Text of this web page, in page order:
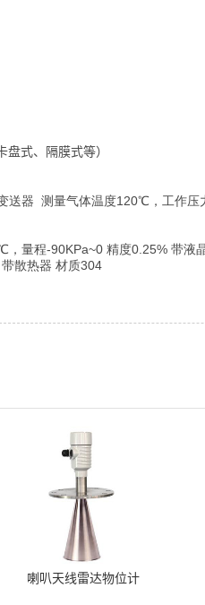
式、隔膜式等）
器 测量气体温度120℃，工作压
量程-90KPa~0 精度0.25% 带液
散热器 材质304
喇叭天线雷达物位计